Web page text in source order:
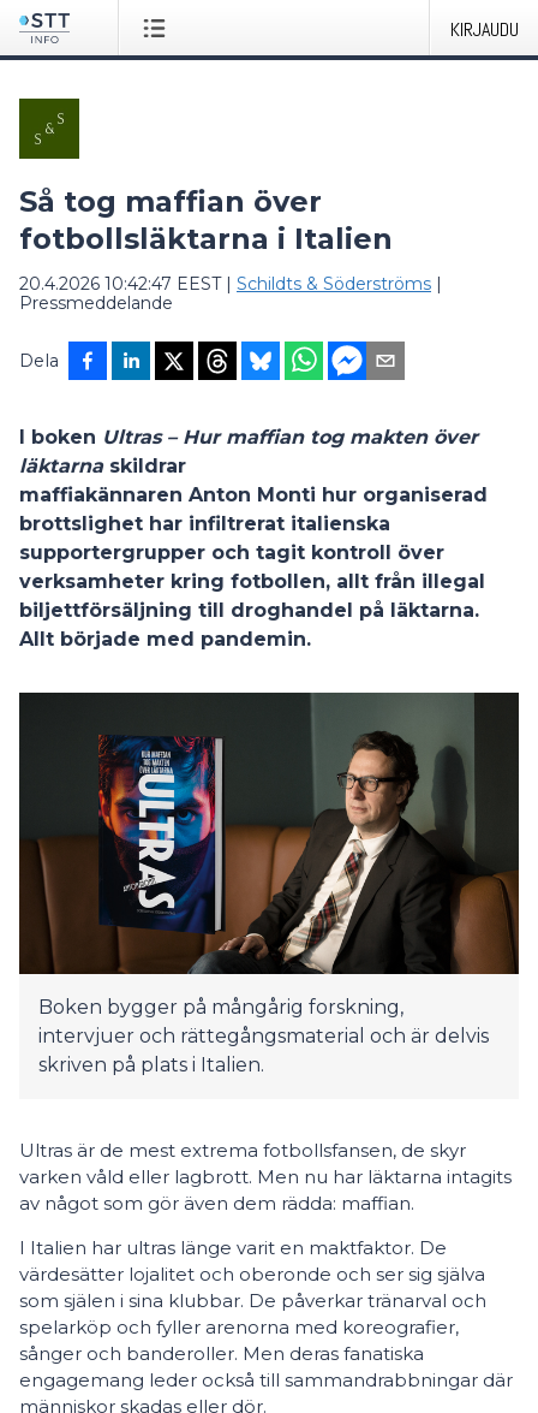
KIRJAUDU
Så tog maffian över
fotbollsläktarna i Italien
20.4.2026 10:42:47 EEST| Schildts & Söderströms |
Pressmeddelande
Dela
I boken Ultras – Hur maffian tog makten över
läktarnaskildrar
maffiakännaren Anton Monti hur organiserad
brottslighet har infiltrerat italienska
supportergrupper och tagit kontroll över
verksamheter kring fotbollen, allt från illegal
biljettförsäljning till droghandel på läktarna.
Allt började med pandemin.
Boken bygger på mångårig forskning,
intervjuer och rättegångsmaterial och är delvis
skriven på plats i Italien.
Ultras är de mest extrema fotbollsfansen, de skyr
varken våld eller lagbrott. Men nu har läktarna intagits
av något som gör även dem rädda: maffian.
I Italien har ultras länge varit en maktfaktor. De
värdesätter lojalitet och oberonde och ser sig själva
som själen i sina klubbar. De påverkar tränarval och
spelarköp och fyller arenorna med koreografier,
sånger och banderoller. Men deras fanatiska
engagemang leder också till sammandrabbningar där
människor skadas eller dör.